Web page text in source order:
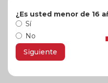
¿Es usted menor de 16
Sí
No
Siguiente